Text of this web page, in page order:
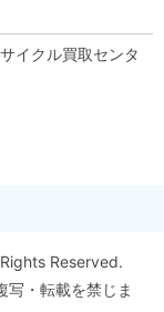
イクル買取センタ
Reserved.
写・転載を禁じま